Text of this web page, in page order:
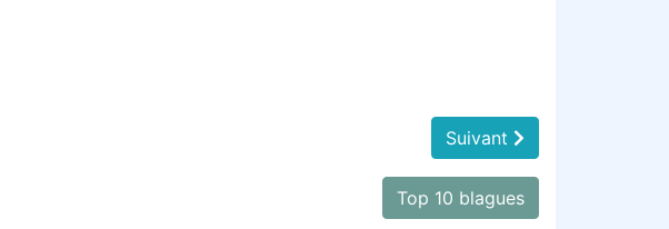
Suivant
Top 10 blagues